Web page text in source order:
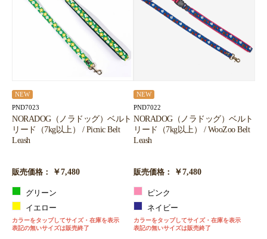
NEW
PND7023
NORADOG（ノラドッグ）ベルト
リード（7kg以上） / Picnic Belt
Leash
販売価格： ￥7,480
グリーン
イエロー
カラーをタップしてサイズ・在庫を表示
表記の無いサイズは販売終了
NEW
PND7022
NORADOG（ノラドッグ）ベルト
リード（7kg以上） / WooZoo Belt
Leash
販売価格： ￥7,480
ピンク
ネイビー
カラーをタップしてサイズ・在庫を表示
表記の無いサイズは販売終了